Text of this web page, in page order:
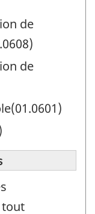
de
de